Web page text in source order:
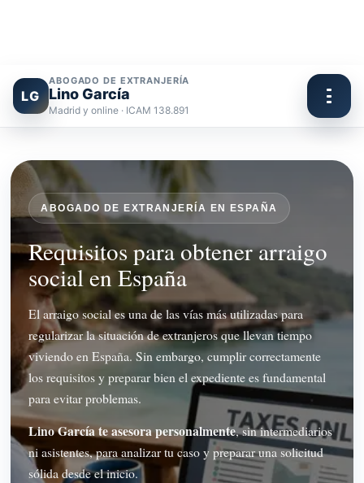
LG
ABOGADO DE EXTRANJERÍA
Lino García
Madrid y online · ICAM 138.891
contenido
ABOGADO DE EXTRANJERÍA EN ESPAÑA
Requisitos para obtener arraigo
social en España
El arraigo social es una de las vías más utilizadas para
regularizar la situación de extranjeros que llevan tiempo
viviendo en España. Sin embargo, cumplir correctamente
los requisitos y preparar bien el expediente es fundamental
para evitar problemas.
Lino García te asesora personalmente, sin intermediarios
ni asistentes, para analizar tu caso y preparar una solicitud
sólida desde el inicio.